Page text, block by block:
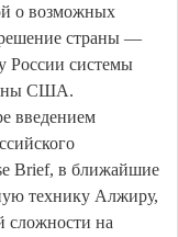
о возможных
страны —
России системы
США.
введением
Brief, в ближайшие
технику Алжиру,
сложности на